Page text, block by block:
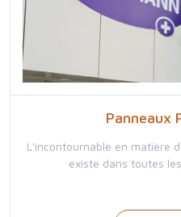
Panneaux
L'incontournable en matière
existe dans toutes